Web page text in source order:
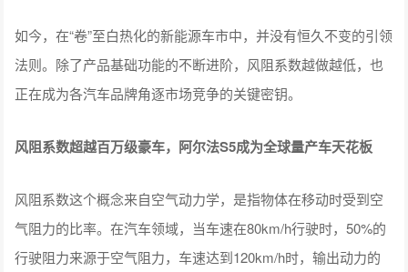
如今，在“卷”至白热化的新能源车市中，并没有恒久不变的引领
法则。除了产品基础功能的不断进阶，风阻系数越做越低，也
正在成为各汽车品牌角逐市场竞争的关键密钥。
风阻系数超越百万级豪车，阿尔法S5成为全球量产车天花板
风阻系数这个概念来自空气动力学，是指物体在移动时受到空
气阻力的比率。在汽车领域，当车速在80km/h行驶时，50%的
行驶阻力来源于空气阻力，车速达到120km/h时，输出动力的